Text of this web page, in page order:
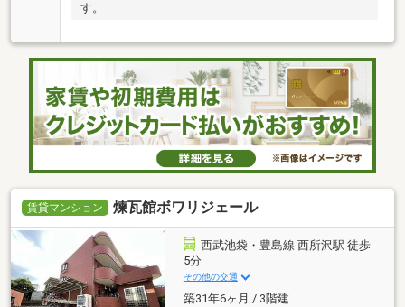
す。
賃貸マンション 煉瓦館ボワリジェール
西武池袋・豊島線 西所沢駅 徒歩
5分
その他の交通
築31年6ヶ月 / 3階建